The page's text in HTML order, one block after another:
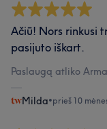
Ačiū! Nors rinkusi
pasijuto iškart.
Paslaugą atliko
Milda•prieš 10